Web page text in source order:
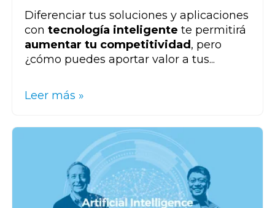
Diferenciar tus soluciones y aplicaciones
con tecnología inteligente te permitirá
aumentar tu competitividad, pero
¿cómo puedes aportar valor a tus...
Leer más »